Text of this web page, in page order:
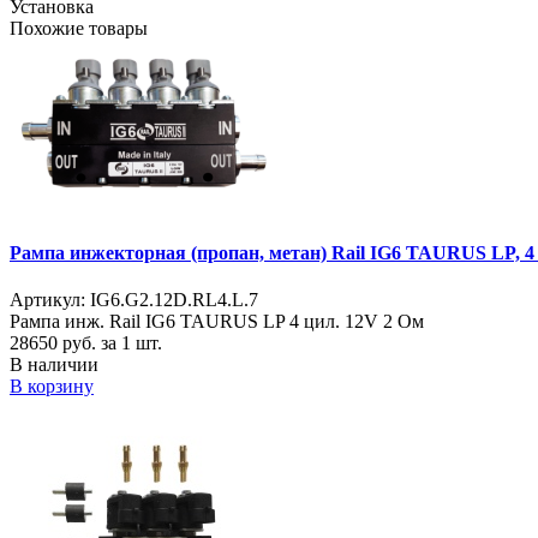
Установка
Похожие товары
Рампа инжекторная (пропан, метан) Rail IG6 TAURUS LP,
Артикул: IG6.G2.12D.RL4.L.7
Рампа инж. Rail IG6 TAURUS LP 4 цил. 12V 2 Ом
28650 руб. за 1 шт.
В наличии
В корзину